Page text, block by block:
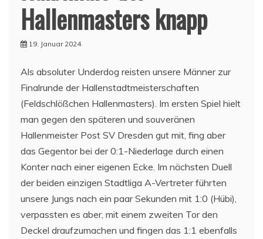
Hallenmasters knapp
19. Januar 2024
Als absoluter Underdog reisten unsere Männer zur
Finalrunde der Hallenstadtmeisterschaften
(Feldschlößchen Hallenmasters). Im ersten Spiel hielt
man gegen den späteren und souveränen
Hallenmeister Post SV Dresden gut mit, fing aber
das Gegentor bei der 0:1-Niederlage durch einen
Konter nach einer eigenen Ecke. Im nächsten Duell
der beiden einzigen Stadtliga A-Vertreter führten
unsere Jungs nach ein paar Sekunden mit 1:0 (Hübi),
verpassten es aber, mit einem zweiten Tor den
Deckel draufzumachen und fingen das 1:1 ebenfalls